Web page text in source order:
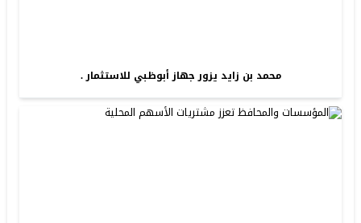
محمد بن زايد يزور جهاز أبوظبي للاستثمار .